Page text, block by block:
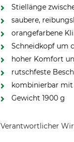
Stiellänge
saubere,
orangefarbene
Schneidkopf um
hoher Komfort
rutschfeste
kombinierbar
Gewicht 1900 g
Verantwortlicher